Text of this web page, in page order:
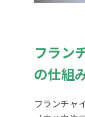
フラン
の仕組
フランチャ